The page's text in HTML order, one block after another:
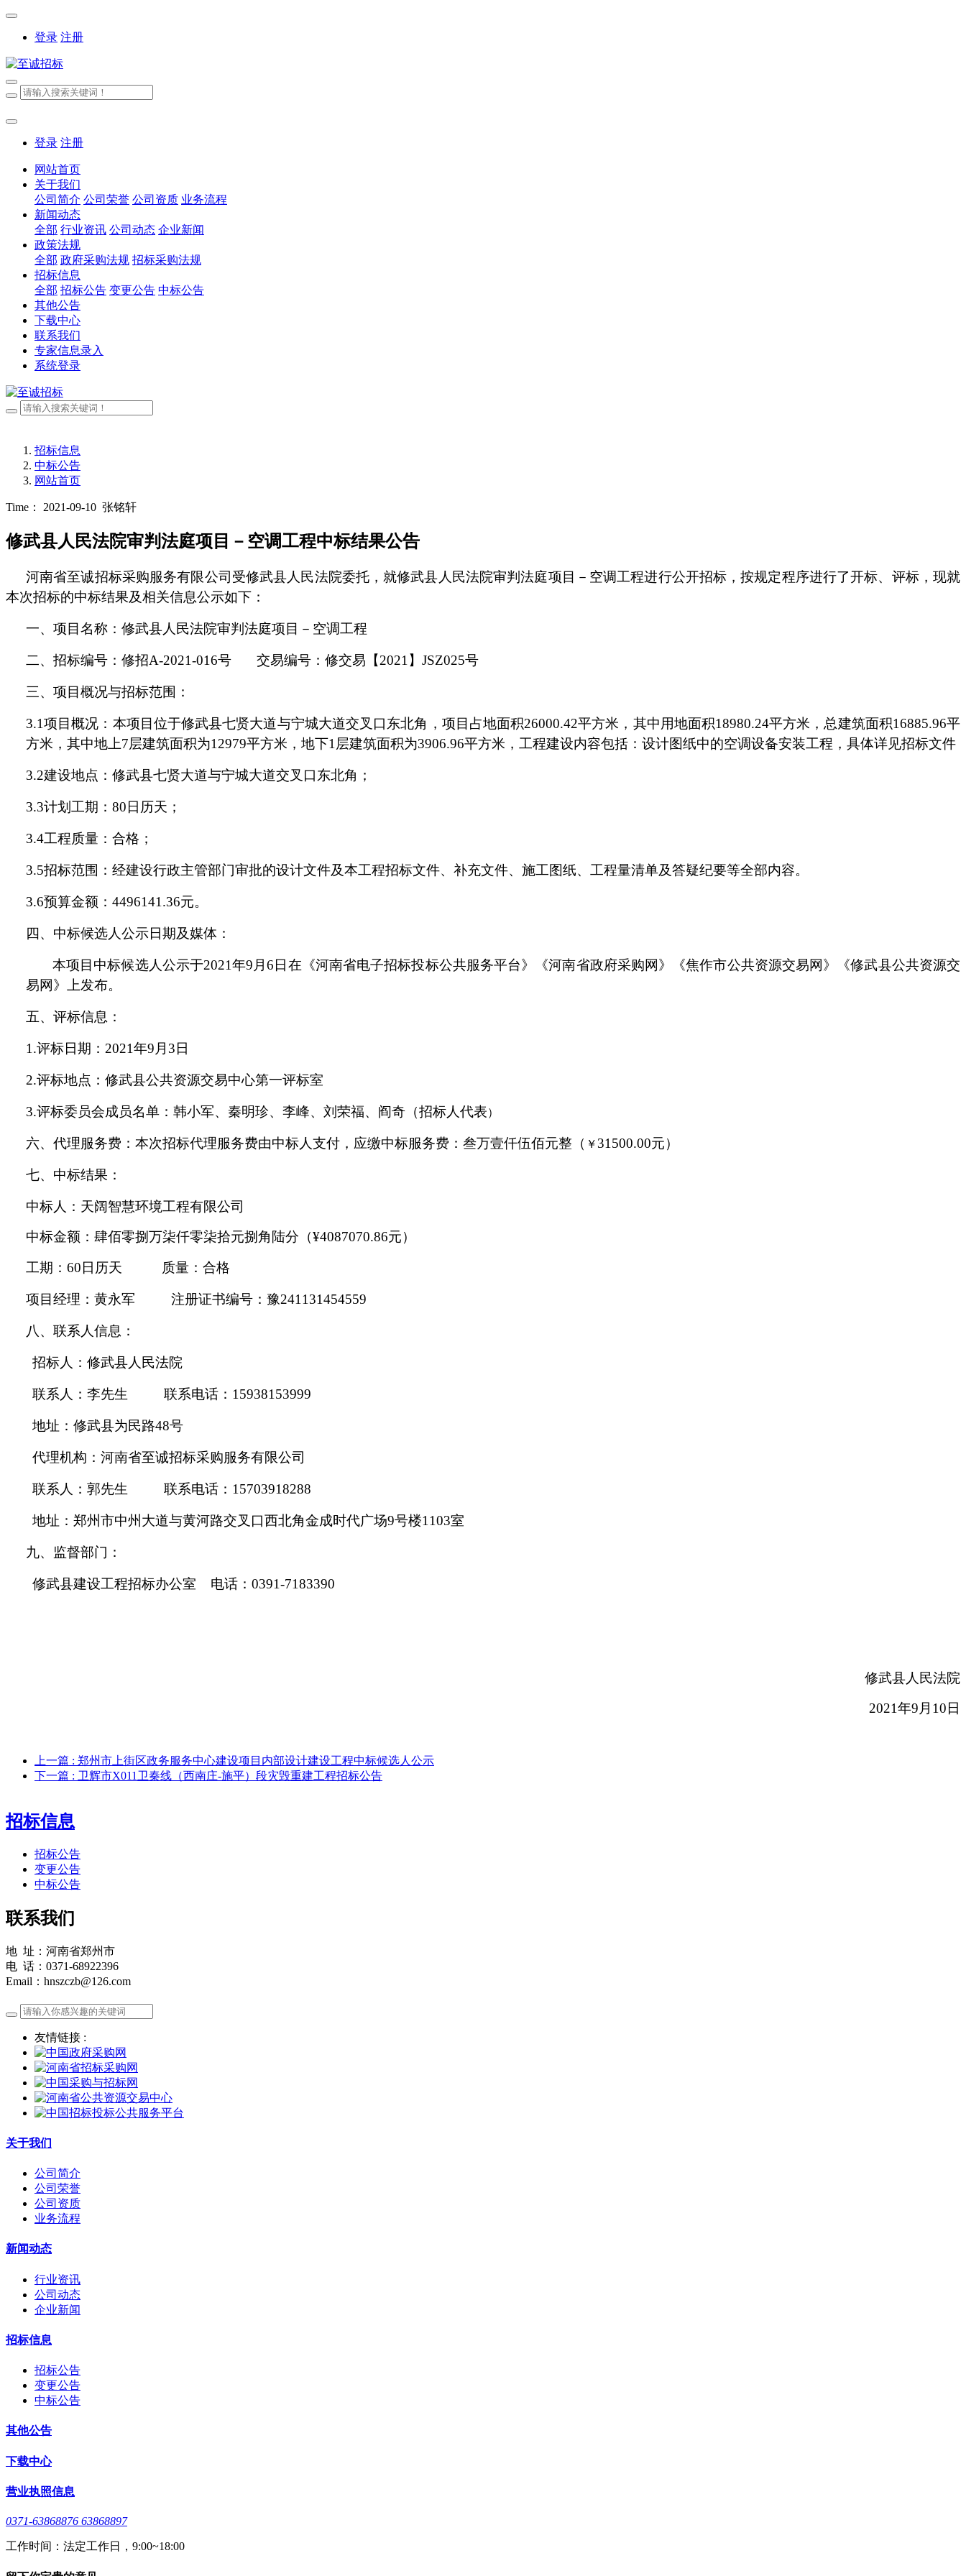
登录 注册
登录 注册
网站首页
关于我们
公司简介 公司荣誉 公司资质 业务流程
新闻动态
全部 行业资讯 公司动态 企业新闻
政策法规
全部 政府采购法规 招标采购法规
招标信息
全部 招标公告 变更公告 中标公告
其他公告
下载中心
联系我们
专家信息录入
系统登录
招标信息
中标公告
网站首页
Time： 2021-09-10 张铭轩
修武县人民法院审判法庭项目－空调工程中标结果公告
河南省至诚招标采购服务有限公司受修武县人民法院委托，就修武县人民法院审判法庭项目 － 空调工程进行公开招标，按规定程序进行了开标、评标，现就
本次招标的中标结果及相关信息公示如下：
一、 项目名称： 修武县人民法院审判法庭项目 － 空调工程
二、 招标编号： 修招A-2021-016号 交易编号：修交易【2021 】 JSZ025号
三、 项目概况与招标范围 ：
3.1项目概况：本项目位于修武县七贤大道与宁城大道交叉口东北角，项目占地面积26000.42平方米，其中用地面积18980.24平方米，总建筑面积16885.96平
方米，其中地上7层建筑面积为12979平方米，地下1层建筑面积为3906.96平方米，工程建设内容包括：设计图纸中的空调设备安装工程，具体详见招标文件
3.2建设地点：修武县七贤大道与宁城大道交叉口东北角；
3.3计划工期： 80日历天；
3.4工程质量：合格；
3.5招标范围：经建设行政主管部门审批的设计文件及本工程招标文件、补充文件、施工图纸、工程量清单及答疑纪要等全部内容。
3.6预算金额： 4496141.36元。
四、中标候选人公示日期及媒体：
本项目中标候选人公示于2021年9 月6 日 在 《河南省电子招标投标公共服务平台》《河南省政府采购网》《焦作市公共资源交易网》《修武县公共资源交
易网》上发布。
五、 评标信息 ：
1 .评标日期： 2021年9 月 3 日
2.评标地点： 修武县公共资源交易中心第一评标室
3.评标委员会成员名单： 韩小军、 秦明珍、 李峰、刘荣福、 阎奇 （招标人代表）
六、代理服务费：本次招标代理服务费由中标人支付，应缴中标服务费：叁万壹仟伍佰元整 （ ￥ 31500.00元）
七、中标结果 ：
中标人： 天阔智慧环境工程有限公司
中标金额 ： 肆佰零捌万柒仟零柒拾元捌角陆分 （¥4087070.86元）
工期： 60 日历天 质量：合格
项目经理：黄永军 注册证书编号：豫241131454559
八、 联系人信息 ：
招标人：修武县人民法院
联系人：李先生 联系电话： 15938153999
地址：修武县为民路48号
代理机构：河南省至诚招标采购服务有限公司
联系人：郭先生 联系电话： 15703918288
地址：郑州市中州大道与黄河路交叉口西北角金成时代广场9号楼1103室
九、监督部门：
修武县建设工程招标办公室 电话：0391-7183390
修武县人民法院
2021年9 月 10 日
上一篇 : 郑州市上街区政务服务中心建设项目内部设计建设工程中标候选人公示
下一篇 : 卫辉市X011卫秦线（西南庄-施平）段灾毁重建工程招标公告
招标信息
招标公告
变更公告
中标公告
联系我们
地 址：河南省郑州市
电 话：0371-68922396
Email：hnszczb@126.com
友情链接 :
关于我们
公司简介
公司荣誉
公司资质
业务流程
新闻动态
行业资讯
公司动态
企业新闻
招标信息
招标公告
变更公告
中标公告
其他公告
下载中心
营业执照信息
0371-63868876 63868897
工作时间：法定工作日，9:00~18:00